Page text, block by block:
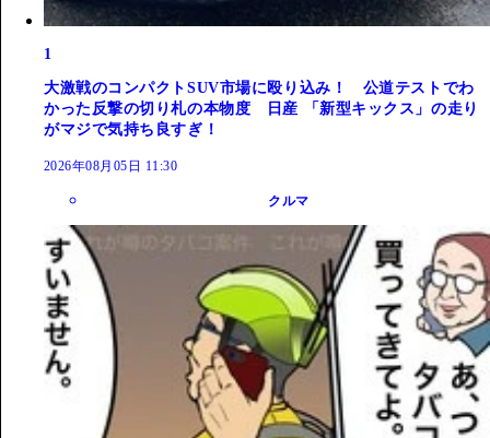
1
大激戦のコンパクトSUV市場に殴り込み！ 公道テストでわ
かった反撃の切り札の本物度 日産 「新型キックス」の走り
がマジで気持ち良すぎ！
2026年08月05日 11:30
クルマ